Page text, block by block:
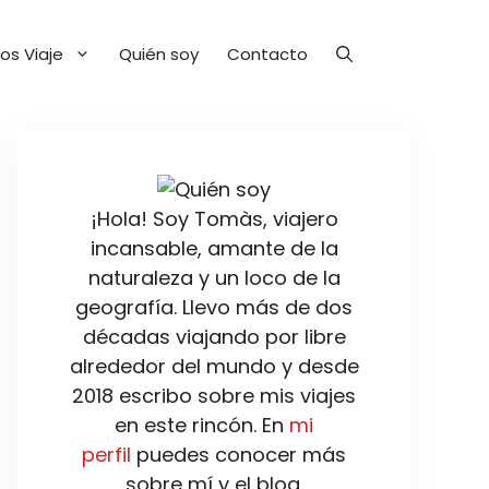
Viaje Quién soy Contacto
¡Hola! Soy Tomàs, viajero
incansable, amante de la
naturaleza y un loco de la
geografía. Llevo más de dos
décadas viajando por libre
alrededor del mundo y desde
2018 escribo sobre mis viajes
en este rincón. En mi
perfil puedes conocer más